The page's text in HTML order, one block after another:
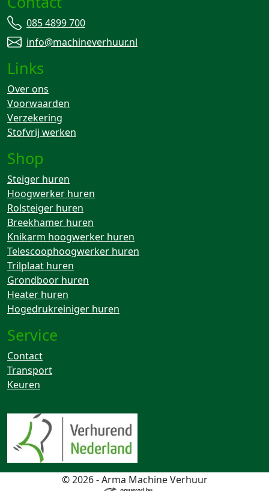
085 4899 700
info@machineverhuur.nl
Links
Over ons
Voorwaarden
Verzekering
Stofvrij werken
Shop
Steiger huren
Hoogwerker huren
Rolsteiger huren
Breekhamer huren
Knikarm hoogwerker huren
Telescoophoogwerker huren
Trilplaat huren
Grondboor huren
Heater huren
Hogedrukreiniger huren
Service
Contact
Transport
Keuren
© 2026 - Arma Machine Verhuur